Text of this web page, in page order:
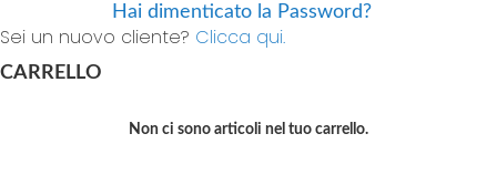
Hai dimenticato la Password?
Sei un nuovo cliente? Clicca qui.
CARRELLO
Non ci sono articoli nel tuo carrello.